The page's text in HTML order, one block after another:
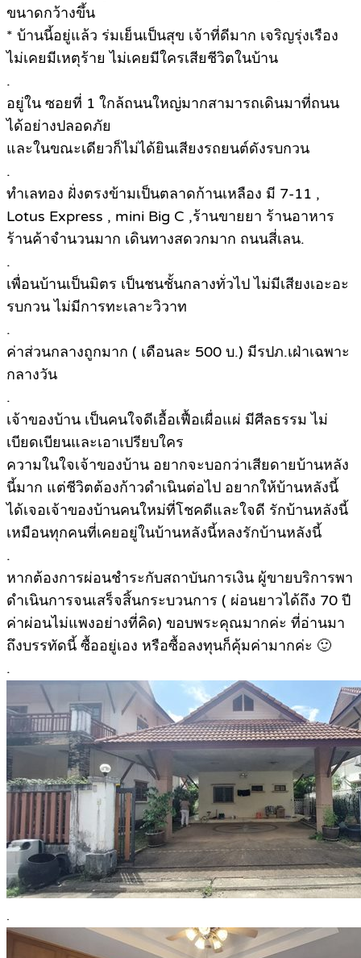
ขนาดกว้างขึ้น
* บ้านนี้อยู่แล้ว ร่มเย็นเป็นสุข เจ้าที่ดีมาก เจริญรุ่งเรือง
ไม่เคยมีเหตุร้าย ไม่เคยมีใครเสียชีวิตในบ้าน
.
อยู่ใน ซอยที่ 1 ใกล้ถนนใหญ่มากสามารถเดินมาที่ถนน
ได้อย่างปลอดภัย
และในขณะเดียวก็ไม่ได้ยินเสียงรถยนต์ดังรบกวน
.
ทำเลทอง ฝั่งตรงข้ามเป็นตลาดก้านเหลือง มี 7-11 ,
Lotus Express , mini Big C ,ร้านขายยา ร้านอาหาร
ร้านค้าจำนวนมาก เดินทางสดวกมาก ถนนสี่เลน.
.
เพื่อนบ้านเป็นมิตร เป็นชนชั้นกลางทั่วไป ไม่มีเสียงเอะอะ
รบกวน ไม่มีการทะเลาะวิวาท
.
ค่าส่วนกลางถูกมาก ( เดือนละ 500 บ.) มีรปภ.เฝ่าเฉพาะ
กลางวัน
.
เจ้าของบ้าน เป็นคนใจดีเอื้อเฟื้อเผื่อแผ่ มีศีลธรรม ไม่
เบียดเบียนและเอาเปรียบใคร
ความในใจเจ้าของบ้าน อยากจะบอกว่าเสียดายบ้านหลัง
นี้มาก แต่ชีวิตต้องก้าวดำเนินต่อไป อยากให้บ้านหลังนี้
ได้เจอเจ้าของบ้านคนใหม่ที่โชคดีและใจดี รักบ้านหลังนี้
เหมือนทุกคนที่เคยอยู่ในบ้านหลังนี้หลงรักบ้านหลังนี้
.
หากต้องการผ่อนชำระกับสถาบันการเงิน ผู้ขายบริการพา
ดำเนินการจนเสร็จสิ้นกระบวนการ ( ผ่อนยาวได้ถึง 70 ปี
ค่าผ่อนไม่แพงอย่างที่คิด) ขอบพระคุณมากค่ะ ที่อ่านมา
ถึงบรรทัดนี้ ซื้ออยู่เอง หรือซื้อลงทุนก็คุ้มค่ามากค่ะ 🙂
.
.